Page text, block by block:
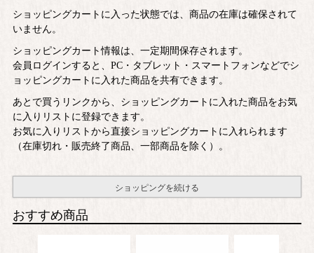
ショッピングカートに入った状態では、商品の在庫は確保されて
いません。
ショッピングカート情報は、一定期間保存されます。
会員ログインすると、PC・タブレット・スマートフォンなどでシ
ョッピングカートに入れた商品を共有できます。
あとで買うリンクから、ショッピングカートに入れた商品をお気
に入りリストに登録できます。
お気に入りリストから直接ショッピングカートに入れられます
（在庫切れ・販売終了商品、一部商品を除く）。
ショッピングを続ける
おすすめ商品